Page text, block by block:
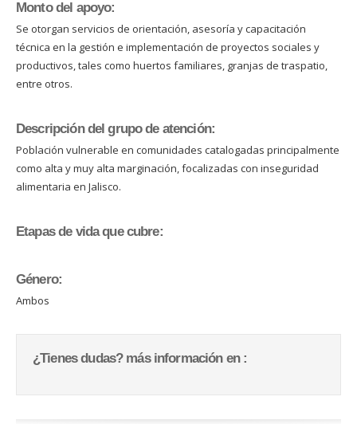
Monto del apoyo:
Se otorgan servicios de orientación, asesoría y capacitación
técnica en la gestión e implementación de proyectos sociales y
productivos, tales como huertos familiares, granjas de traspatio,
entre otros.
Descripción del grupo de atención:
Población vulnerable en comunidades catalogadas principalmente
como alta y muy alta marginación, focalizadas con inseguridad
alimentaria en Jalisco.
Etapas de vida que cubre:
Género:
Ambos
¿Tienes dudas? más información en :